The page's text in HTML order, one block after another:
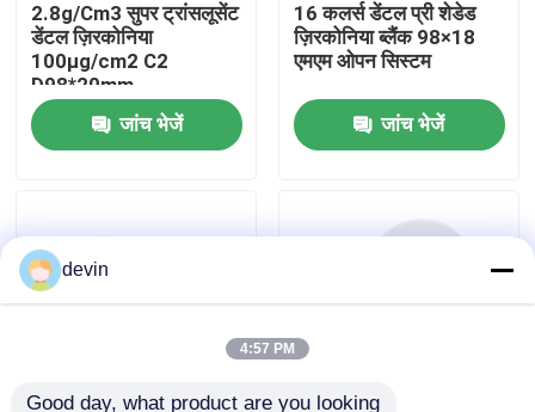
हमारे बारे में
कारखाने का दौरा
हमसे संपर्क करें
उद्धरण मांगें
2.8g/Cm3 सुपर ट्रांसलूसेंट
डेंटल ज़िरकोनिया
100μg/cm2 C2
D98*20mm
जांच भेजें
16 कलर्स डेंटल प्री शेडेड
ज़िरकोनिया ब्लैंक 98×18
एमएम ओपन सिस्टम
जांच भेजें
devin
4:57 PM
Good day, what product are you looking